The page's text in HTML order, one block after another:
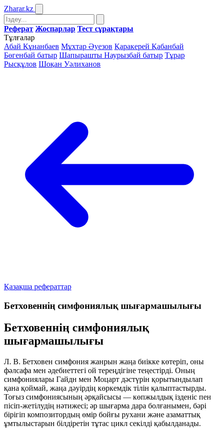
Zharar.kz
Реферат Жоспарлар Тест сұрақтары
Тұлғалар
Абай Құнанбаев Мұхтар Әуезов Қаракерей Қабанбай
Бөгенбай батыр Шапырашты Наурызбай батыр Тұрар
Рысқұлов Шоқан Уәлиханов
Қазақша рефераттар
Бетховеннің симфониялық шығармашылығы
Бетховеннің симфониялық
шығармашылығы
Л. В. Бетховен симфония жанрын жаңа биікке көтеріп, оны
фәлсафа мен әдебиеттегі ой тереңдігіне теңестірді. Оның
симфониялары Гайдн мен Моцарт дәстүрін қорытындылап
қана қоймай, жаңа дәуірдің көркемдік тілін қалыптастырды.
Тоғыз симфониясының әрқайсысы — көпжылдық ізденіс пен
пісіп-жетілудің нәтижесі; әр шығарма дара болғанымен, бәрі
бірігіп композитордың өмір бойғы рухани және азаматтық
ұмтылыстарын білдіретін тұтас цикл секілді қабылданады.